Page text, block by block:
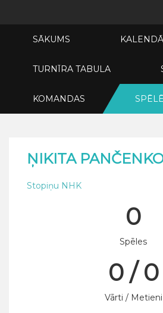
SĀKUMS
TURNĪRA TABULA
KOMANDAS
ŅIKITA
Stopiņu NHK
0
Spēles
0 / 0
Vārti / Metieni